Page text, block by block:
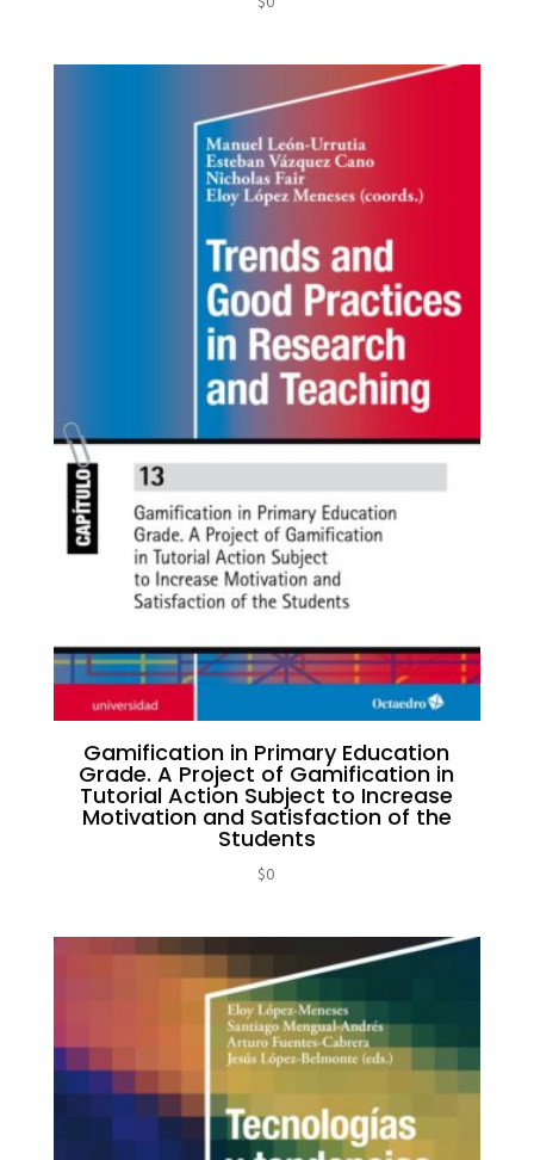
Gamification in Primary Education
Grade. A Project of Gamification in
Tutorial Action Subject to Increase
Motivation and Satisfaction of the
Students
$0